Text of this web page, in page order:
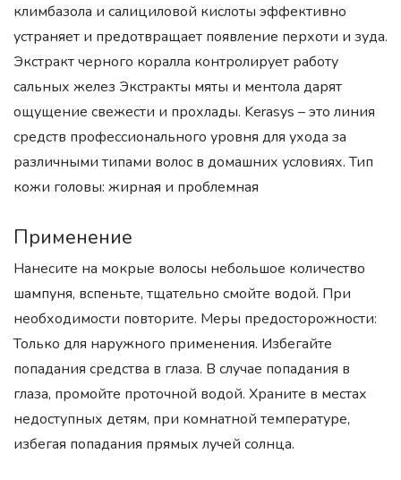
климбазола и салициловой кислоты эффективно
устраняет и предотвращает появление перхоти и зуда.
Экстракт черного коралла контролирует работу
сальных желез Экстракты мяты и ментола дарят
ощущение свежести и прохлады. Kerasys – это линия
средств профессионального уровня для ухода за
различными типами волос в домашних условиях. Тип
кожи головы: жирная и проблемная
Применение
Нанесите на мокрые волосы небольшое количество
шампуня, вспеньте, тщательно смойте водой. При
необходимости повторите. Меры предосторожности:
Только для наружного применения. Избегайте
попадания средства в глаза. В случае попадания в
глаза, промойте проточной водой. Храните в местах
недоступных детям, при комнатной температуре,
избегая попадания прямых лучей солнца.